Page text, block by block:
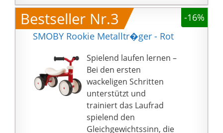
Das Gewicht von
diesem baby Laufrad ist
2.9kg,leicht aber robust
und die Sattel-höhe ist
passendes Laufrad für
Ihr Kind
auszuwählen,soll die
Schrittlänge Ihres Kinds
mindestens 2 cm
größer als die Sattel
Entwicklung wichtiger
motorischer
Fähigkeiten und der
Koordination geeignet
Es stärkt die
Muskulatur und
trainiert den
Gleichgewichtssinn
STARK UND SICHER:
Das langlebige, robuste
Rutschrad ist aus
Bestseller Nr.3
-16%
SMOBY Rookie Metalltr�ger - Rot
Spielend laufen lernen –
Bei den ersten
wackeligen Schritten
unterstützt und
trainiert das Laufrad
spielend den
Gleichgewichtssinn, die